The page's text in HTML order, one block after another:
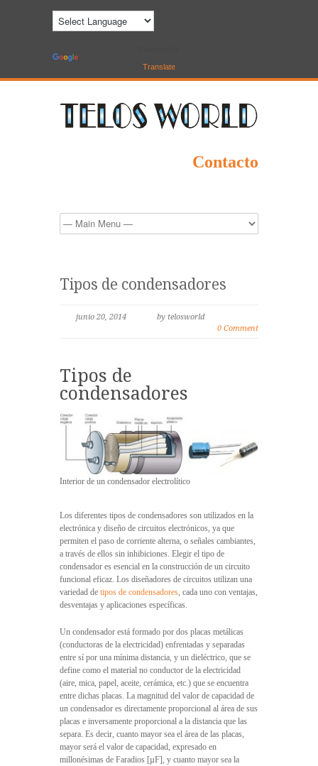
Translate
Contacto
Tipos de condensadores
junio 20, 2014
by telosworld
0 Comment
Tipos de
condensadores
Interior de un condensador electrolítico
Los diferentes tipos de condensadores son utilizados en la
electrónica y diseño de circuitos electrónicos, ya que
permiten el paso de corriente alterna, o señales cambiantes,
a través de ellos sin inhibiciones. Elegir el tipo de
condensador es esencial en la construcción de un circuito
funcional eficaz. Los diseñadores de circuitos utilizan una
variedad de tipos de condensadores , cada uno con ventajas,
desventajas y aplicaciones específicas.
Un condensador está formado por dos placas metálicas
(conductoras de la electricidad) enfrentadas y separadas
entre sí por una mínima distancia, y un dieléctrico, que se
define como el material no conductor de la electricidad
(aire, mica, papel, aceite, cerámica, etc.) que se encuentra
entre dichas placas. La magnitud del valor de capacidad de
un condensador es directamente proporcional al área de sus
placas e inversamente proporcional a la distancia que las
separa. Es decir, cuanto mayor sea el área de las placas,
mayor será el valor de capacidad, expresado en
millonésimas de Faradios [µF], y cuanto mayor sea la